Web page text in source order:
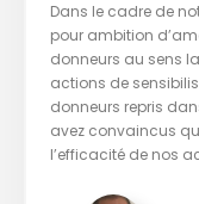
Dans le cadre de
pour ambition
donneurs au sens
actions de
donneurs repris
avez convaincus
l’efficacité de nos